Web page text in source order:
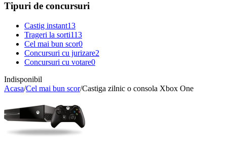
Tipuri de concursuri
Castig instant13
Trageri la sorti113
Cel mai bun scor0
Concursuri cu jurizare2
Concursuri cu votare0
Indisponibil
Acasa/Cel mai bun scor/Castiga zilnic o consola Xbox One